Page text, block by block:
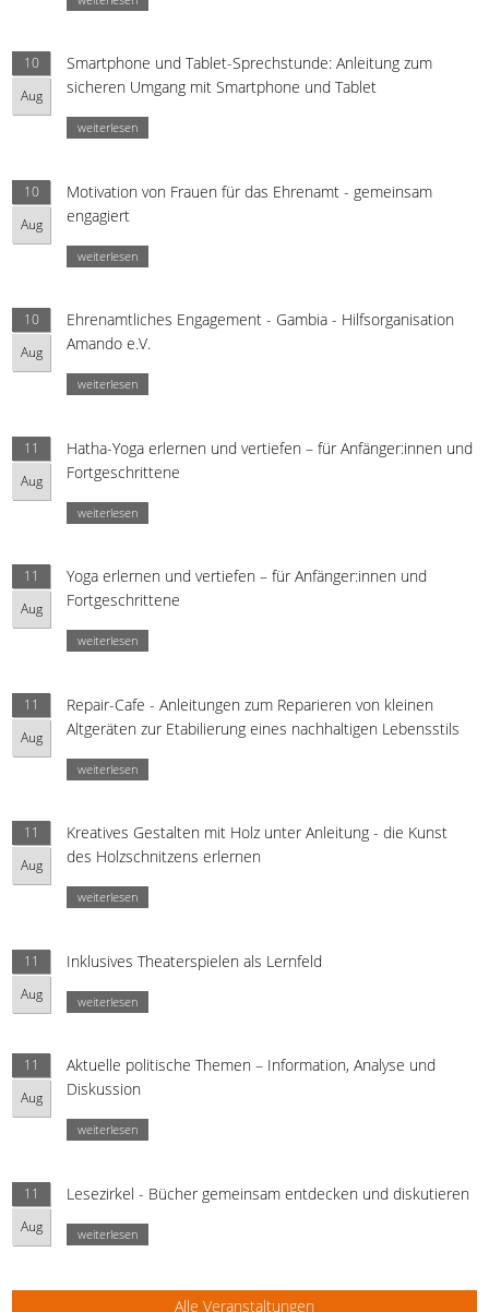
10
Aug
Smartphone und Tablet-Sprechstunde: Anleitung zum
sicheren Umgang mit Smartphone und Tablet
weiterlesen
10
Aug
Motivation von Frauen für das Ehrenamt - gemeinsam
engagiert
weiterlesen
10
Aug
Ehrenamtliches Engagement - Gambia - Hilfsorganisation
Amando e.V.
weiterlesen
11
Aug
Hatha-Yoga erlernen und vertiefen – für Anfänger:innen und
Fortgeschrittene
weiterlesen
11
Aug
Yoga erlernen und vertiefen – für Anfänger:innen und
Fortgeschrittene
weiterlesen
11
Aug
Repair-Cafe - Anleitungen zum Reparieren von kleinen
Altgeräten zur Etabilierung eines nachhaltigen Lebensstils
weiterlesen
11
Aug
Kreatives Gestalten mit Holz unter Anleitung - die Kunst
des Holzschnitzens erlernen
weiterlesen
11
Aug
Inklusives Theaterspielen als Lernfeld
weiterlesen
11
Aug
Aktuelle politische Themen – Information, Analyse und
Diskussion
weiterlesen
11
Aug
Lesezirkel - Bücher gemeinsam entdecken und diskutieren
weiterlesen
Alle Veranstaltungen